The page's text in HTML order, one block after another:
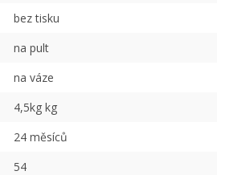
bez tisku
na pult
na váze
4,5kg kg
24 měsíců
54